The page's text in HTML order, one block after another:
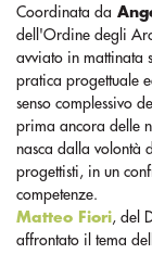
Coordinata da
dell'Ordine degli
avviato in mattinata
pratica progettuale
senso complessivo
prima ancora delle
nasca dalla volontà
progettisti, in un
competenze.
Matteo Fiori, del
affrontato il tema